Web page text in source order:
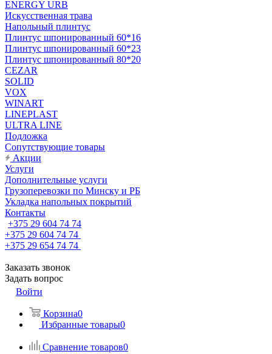
ENERGY URB
Искусственная трава
Напольный плинтус
Плинтус шпонированный 60*16
Плинтус шпонированный 60*23
Плинтус шпонированный 80*20
CEZAR
SOLID
VOX
WINART
LINEPLAST
ULTRA LINE
Подложка
Сопутствующие товары
Акции
Услуги
Дополнительные услуги
Грузоперевозки по Минску и РБ
Укладка напольных покрытий
Контакты
+375 29 604 74 74
+375 29 604 74 74
+375 29 654 74 74
Заказать звонок
Задать вопрос
Войти
Корзина0
Избранные товары0
Сравнение товаров0